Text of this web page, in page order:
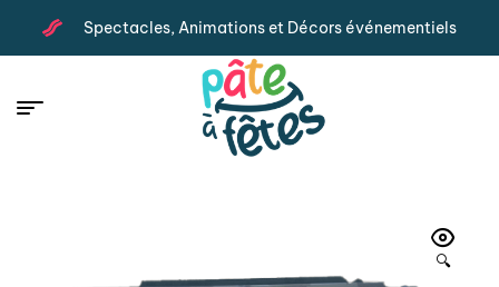
Spectacles, Animations et Décors événementiels
🔍